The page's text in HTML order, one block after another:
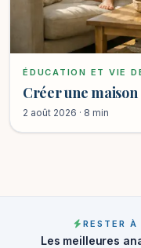
ÉDUCATION ET VIE
Créer une
2 août 2026 · 8 min
RESTER À
Les meilleures